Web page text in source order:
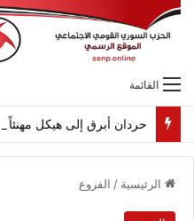
القائمة
حردان أبرق إلى هيكل مهنئاً
الرئيسية / الفروع